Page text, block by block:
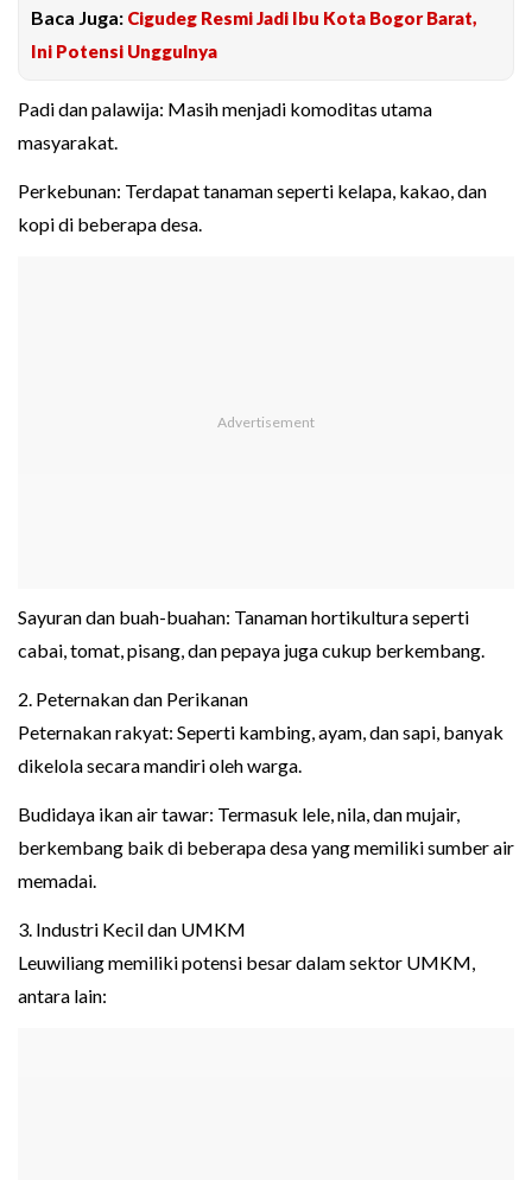
Baca Juga: Cigudeg Resmi Jadi Ibu Kota Bogor Barat,
Ini Potensi Unggulnya
Padi dan palawija: Masih menjadi komoditas utama
masyarakat.
Perkebunan: Terdapat tanaman seperti kelapa, kakao, dan
kopi di beberapa desa.
Sayuran dan buah-buahan: Tanaman hortikultura seperti
cabai, tomat, pisang, dan pepaya juga cukup berkembang.
2. Peternakan dan Perikanan
Peternakan rakyat: Seperti kambing, ayam, dan sapi, banyak
dikelola secara mandiri oleh warga.
Budidaya ikan air tawar: Termasuk lele, nila, dan mujair,
berkembang baik di beberapa desa yang memiliki sumber air
memadai.
3. Industri Kecil dan UMKM
Leuwiliang memiliki potensi besar dalam sektor UMKM,
antara lain: